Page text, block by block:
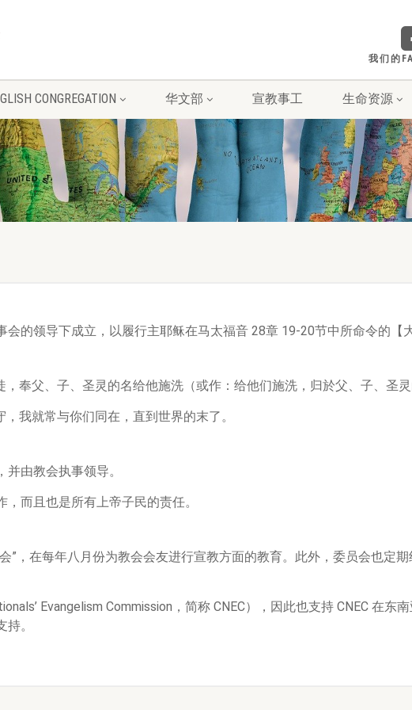
我们的
CONGREGATION 华文部 宣教事工 生命资源
的领导下成立，以履行主耶稣在马太福音 28章 19-20节中所命令的【
奉父、子、圣灵的名给他施洗（或作：给他们施洗，归於父、子、圣灵
我就常与你们同在，直到世界的末了。
由教会执事领导。
而且也是所有上帝子民的责任。
”，在每年八月份为教会会友进行宣教方面的教育。此外，委员会也定
Evangelism Commission，简称 CNEC），因此也支持 CNEC 在
。